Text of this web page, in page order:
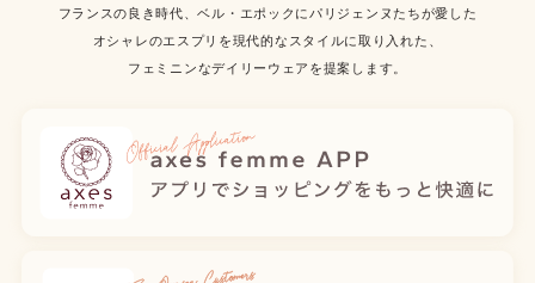
フランスの良き時代、ベル・エポックにパリジェンヌたちが愛した
オシャレのエスプリを現代的なスタイルに取り入れた、
フェミニンなデイリーウェアを提案します。